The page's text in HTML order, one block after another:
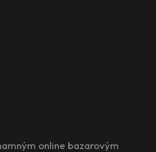
online bazarovým